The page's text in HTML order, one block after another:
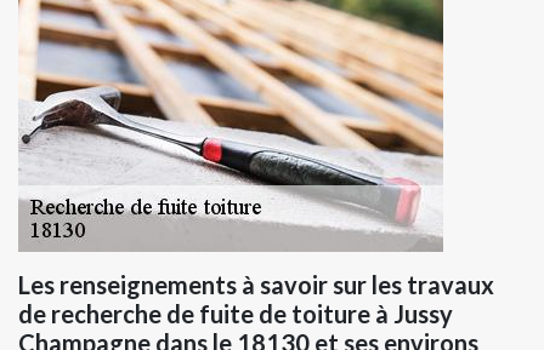
Les renseignements à savoir sur les travaux
de recherche de fuite de toiture à Jussy
Champagne dans le 18130 et ses environs